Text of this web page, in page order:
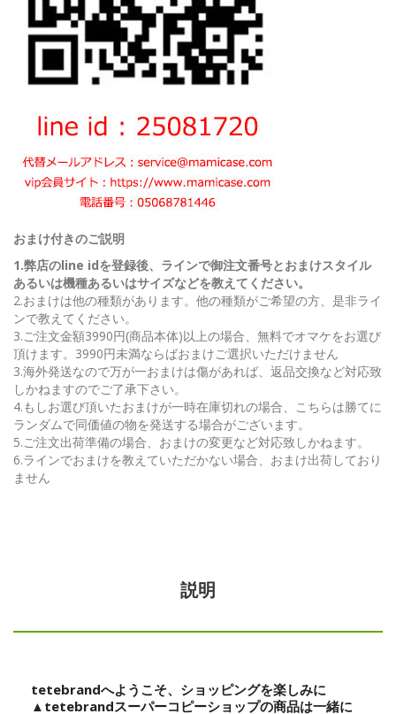
おまけ付きのご説明
1.弊店のline idを登録後、ラインで御注文番号とおまけスタイル
あるいは機種あるいはサイズなどを教えてください。
2.おまけは他の種類があります。他の種類がご希望の方、是非ライ
ンで教えてください。
3.ご注文金額3990円(商品本体)以上の場合、無料でオマケをお選び
頂けます。3990円未満ならばおまけご選択いただけません
3.海外発送なので万が一おまけは傷があれば、返品交換など対応致
しかねますのでご了承下さい。
4.もしお選び頂いたおまけが一時在庫切れの場合、こちらは勝てに
ランダムで同価値の物を発送する場合がございます。
5.ご注文出荷準備の場合、おまけの変更など対応致しかねます。
6.ラインでおまけを教えていただかない場合、おまけ出荷しており
ません
説明
tetebrandへようこそ、ショッピングを楽しみに
▲ tetebrandスーパーコピーショップの商品は一緒に